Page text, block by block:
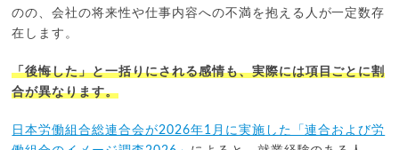
のの、会社の将来性や仕事内容への不満を抱える人が一定数存
在します。
「後悔した」と一括りにされる感情も、実際には項目ごとに割
合が異なります。
日本労働組合総連合会が2026年1月に実施した「連合および労